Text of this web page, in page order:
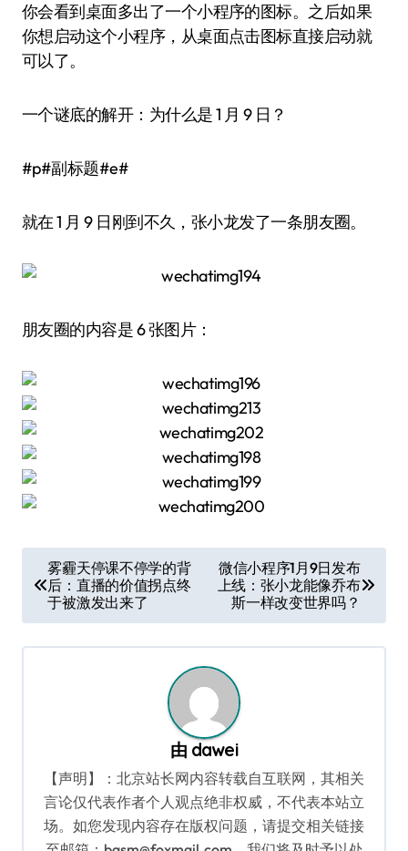
你会看到桌面多出了一个小程序的图标。之后如果
你想启动这个小程序，从桌面点击图标直接启动就
可以了。
一个谜底的解开：为什么是 1 月 9 日？
#p#副标题#e#
就在 1 月 9 日刚到不久，张小龙发了一条朋友圈。
朋友圈的内容是 6 张图片：
章
导
航
雾霾天停课不停学的背
后：直播的价值拐点终
于被激发出来了
微信小程序1月9日发布
上线：张小龙能像乔布
斯一样改变世界吗？
由 dawei
【声明】：北京站长网内容转载自互联网，其相关
言论仅代表作者个人观点绝非权威，不代表本站立
场。如您发现内容存在版权问题，请提交相关链接